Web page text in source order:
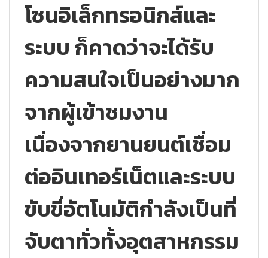
โซนอิเล็กทรอนิกส์และ
ระบบ ก็คาดว่าจะได้รับ
ความสนใจเป็นอย่างมาก
จากผู้เข้าชมงาน
เนื่องจากยานยนต์เชื่อม
ต่ออินเทอร์เน็ตและระบบ
ขับขี่อัตโนมัติกำลังเป็นที่
จับตาทั่วทั้งอุตสาหกรรม